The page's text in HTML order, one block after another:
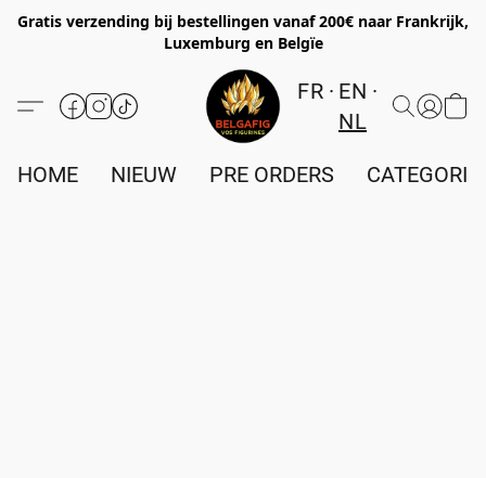
Gratis verzending bij bestellingen vanaf 200€ naar Frankrijk,
Luxemburg en Belgïe
FR
EN
NL
HOME NIEUW PRE ORDERS